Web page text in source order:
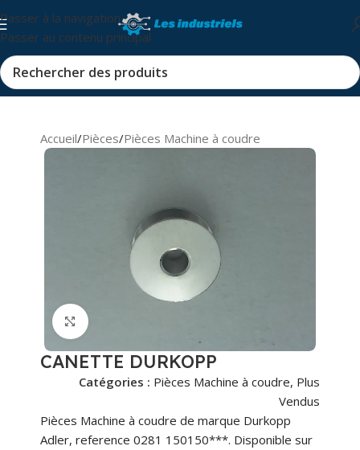
Passer à la navigation
Passer au contenu principal
Accueil/Pièces/Pièces Machine à coudre
Cliquez pour agrandir
CANETTE DURKOPP
Catégories : Pièces Machine à coudre, Plus
Vendus
Pièces Machine à coudre de marque Durkopp
Adler, reference 0281 150150***. Disponible sur